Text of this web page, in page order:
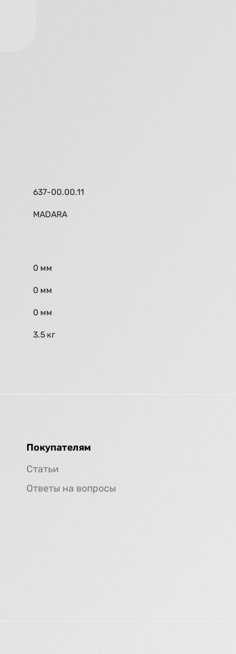
637-00.00.11
МАDARA
0 мм
0 мм
0 мм
3.5 кг
Покупателям
Статьи
Ответы на вопросы